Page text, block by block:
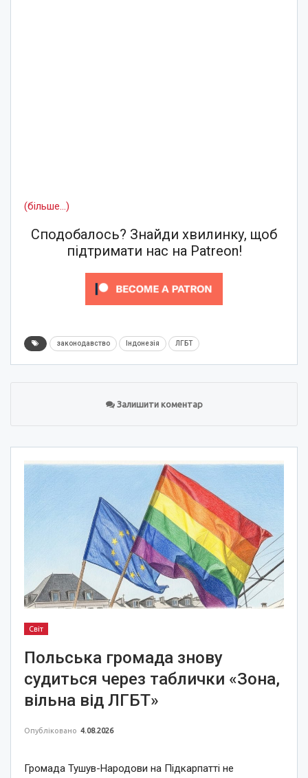
(більше…)
Сподобалось? Знайди хвилинку, щоб
підтримати нас на Patreon!
законодавство Індонезія ЛГБТ
Залишити коментар
Світ
Польська громада знову
судиться через таблички «Зона,
вільна від ЛГБТ»
Опубліковано 4.08.2026
Громада Тушув-Народови на Підкарпатті не